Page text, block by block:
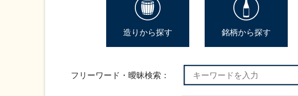
造りから探す 銘柄から探す
フリーワード・曖昧検索：